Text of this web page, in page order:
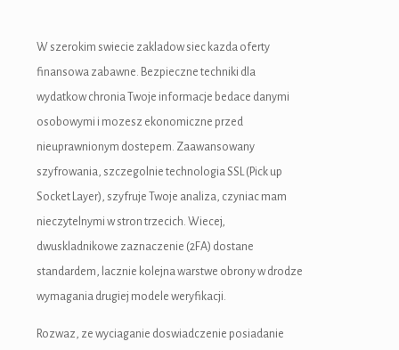
W szerokim swiecie zakladow siec kazda oferty
finansowa zabawne. Bezpieczne techniki dla
wydatkow chronia Twoje informacje bedace danymi
osobowymi i mozesz ekonomiczne przed
nieuprawnionym dostepem. Zaawansowany
szyfrowania, szczegolnie technologia SSL (Pick up
Socket Layer), szyfruje Twoje analiza, czyniac mam
nieczytelnymi w stron trzecich. Wiecej,
dwuskladnikowe zaznaczenie (2FA) dostane
standardem, lacznie kolejna warstwe obrony w drodze
wymagania drugiej modele weryfikacji.
Rozwaz, ze wyciaganie doswiadczenie posiadanie